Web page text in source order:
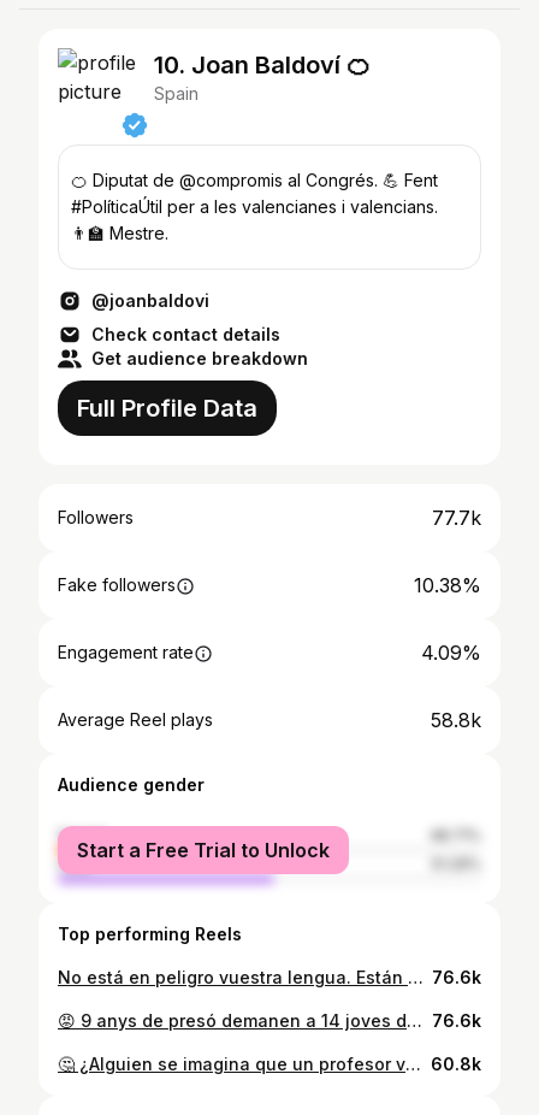
10. Joan Baldoví 🍊
Spain
🍊 Diputat de @compromis al Congrés. 💪 Fent
#PolíticaÚtil per a les valencianes i valencians.
👨‍🏫 Mestre.
@joanbaldovi
Check contact details
Get audience breakdown
Full Profile Data
Followers 77.7k
Fake followers 10.38%
Engagement rate 4.09%
Average Reel plays 58.8k
Audience gender
female
male
Start a Free Trial to Unlock
Top performing Reels
No está en peligro vuestra lengua. Están en peligro nuestras lenguas. #paísvalencià #valencià #congreso #compromis #politica #pol #alacant #valència #elx #alcoi #gandia #castelló #llengua 76.6k
😡 9 anys de presó demanen a 14 joves de Pego per plantar cara a un grup de nazis. 😡 Als nazis, no els demanen res. 🌻✊🏼📙 Amb l'esperit de la #PrimaveraValenciana ben viu, seguim lluitant contra la injustícia. @joanbaldovi 76.6k
🤔 ¿Alguien se imagina que un profesor valenciano no supiese hablar en castellano? En Xàtiva una profesora que lleva 35 años en la educación pública no ha querido aprender la lengua oficial de la tierra donde trabaja y que le demandan sus alumnos. #congreso #valencià #valenciano #paísvalencià #política #pol #xàtiva 60.8k